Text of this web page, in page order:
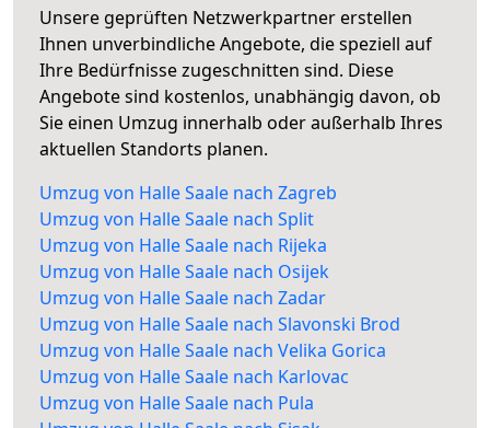
Unsere geprüften Netzwerkpartner erstellen
Ihnen unverbindliche Angebote, die speziell auf
Ihre Bedürfnisse zugeschnitten sind. Diese
Angebote sind kostenlos, unabhängig davon, ob
Sie einen Umzug innerhalb oder außerhalb Ihres
aktuellen Standorts planen.
Umzug von Halle Saale nach Zagreb
Umzug von Halle Saale nach Split
Umzug von Halle Saale nach Rijeka
Umzug von Halle Saale nach Osijek
Umzug von Halle Saale nach Zadar
Umzug von Halle Saale nach Slavonski Brod
Umzug von Halle Saale nach Velika Gorica
Umzug von Halle Saale nach Karlovac
Umzug von Halle Saale nach Pula